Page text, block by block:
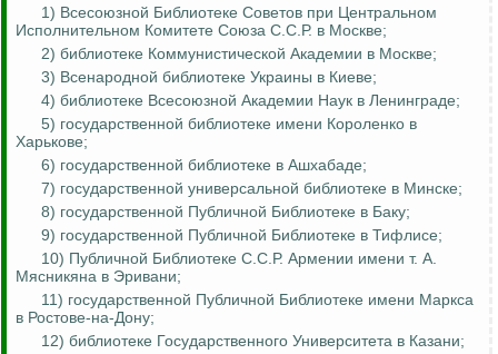
1) Всесоюзной Библиотеке Советов при Центральном
Исполнительном Комитете Союза С.С.Р. в Москве;
2) библиотеке Коммунистической Академии в Москве;
3) Всенародной библиотеке Украины в Киеве;
4) библиотеке Всесоюзной Академии Наук в Ленинграде;
5) государственной библиотеке имени Короленко в
Харькове;
6) государственной библиотеке в Ашхабаде;
7) государственной универсальной библиотеке в Минске;
8) государственной Публичной Библиотеке в Баку;
9) государственной Публичной Библиотеке в Тифлисе;
10) Публичной Библиотеке С.С.Р. Армении имени т. А.
Мясникяна в Эривани;
11) государственной Публичной Библиотеке имени Маркса
в Ростове-на-Дону;
12) библиотеке Государственного Университета в Казани;